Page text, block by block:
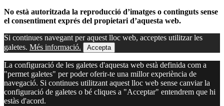
No està autoritzada la reproducció d’imatges o continguts sense
el consentiment exprés del propietari d’aquesta web.
Si continues navegant per aquest lloc web, acceptes utilitzar les
galetes. Més informació. Accepta
La configuració de les galetes d'aquesta web està definida com a
"permet galetes" per poder oferir-te una millor experiència de
navegació. Si continues utilitzant aquest lloc web sense canviar la
configuració de galetes o bé cliques a "Acceptar" entendrem que hi
estàs d'acord.